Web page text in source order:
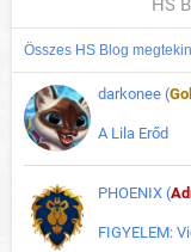
HS
Összes HS Blog
darkonee (
A Lila Erőd
PHOENIX (
FIGYELEM: